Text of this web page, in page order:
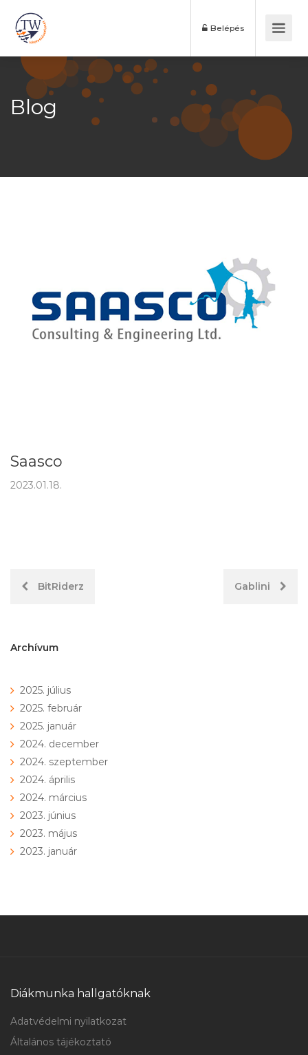
Belépés
Blog
Saasco
2023.01.18.
Hozzászólás
BitRiderz Gablini
Archívum
2025. július
2025. február
2025. január
2024. december
2024. szeptember
2024. április
2024. március
2023. június
2023. május
2023. január
Diákmunka hallgatóknak
Adatvédelmi nyilatkozat
Általános tájékoztató